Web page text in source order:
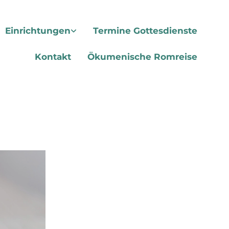
Einrichtungen Termine Gottesdienste
Kontakt Ökumenische Romreise